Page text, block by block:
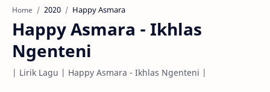
Home 2020 Happy Asmara
Happy Asmara - Ikhlas
Ngenteni
| Lirik Lagu | Happy Asmara - Ikhlas Ngenteni |